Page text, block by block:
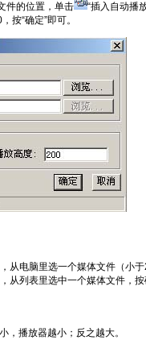
件的位置，单击
“插入自动播
按“确定”即可。
从电脑里选一个媒体文件（小
，从列表里选中一个媒体文件，
，播放器越小；反之越大。